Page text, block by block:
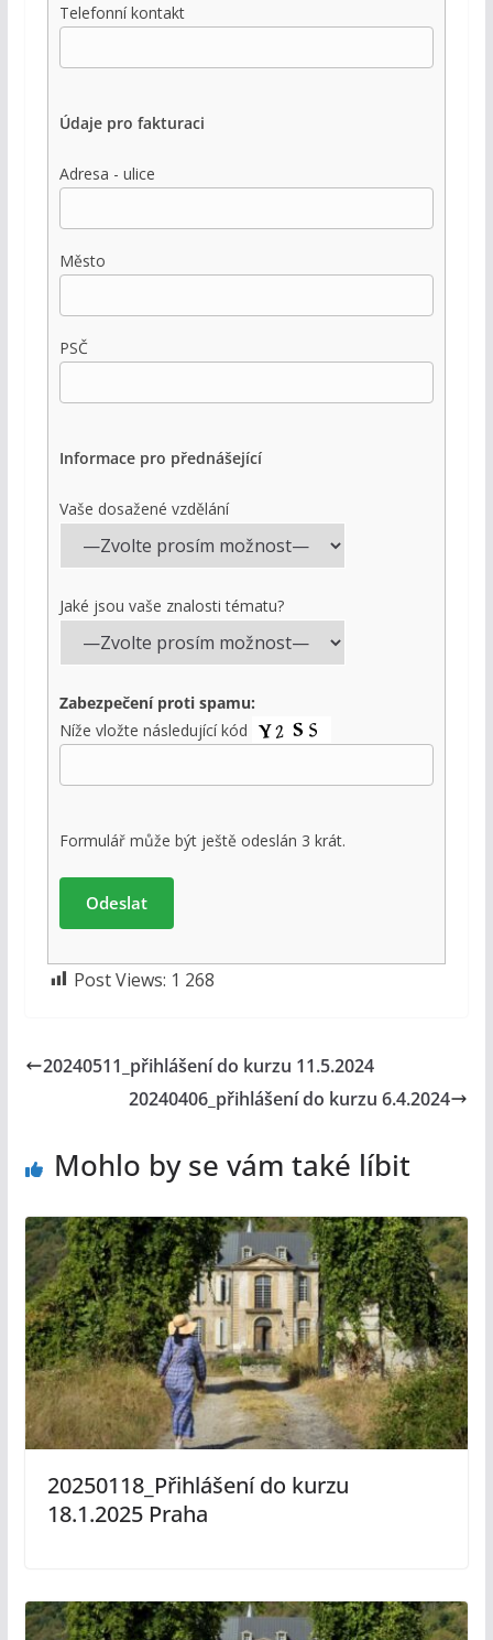
Telefonní kontakt
Údaje pro fakturaci
Adresa - ulice
Město
PSČ
Informace pro přednášející
Vaše dosažené vzdělání
Jaké jsou vaše znalosti tématu?
Zabezpečení proti spamu:
Níže vložte následující kód
Formulář může být ještě odeslán 3 krát.
Post Views: 1 268
20240511_přihlášení do kurzu 11.5.2024
20240406_přihlášení do kurzu 6.4.2024
Mohlo by se vám také líbit
20250118_Přihlášení do kurzu
18.1.2025 Praha